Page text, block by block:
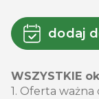
dodaj
WSZYSTKIE
1. Oferta ważna